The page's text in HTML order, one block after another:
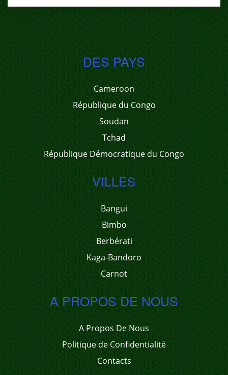
DES PAYS
Cameroon
République du Congo
Soudan
Tchad
République Démocratique du Congo
VILLES
Bangui
Bimbo
Berbérati
Kaga-Bandoro
Carnot
A PROPOS DE NOUS
A Propos De Nous
Politique de Confidentialité
Contacts